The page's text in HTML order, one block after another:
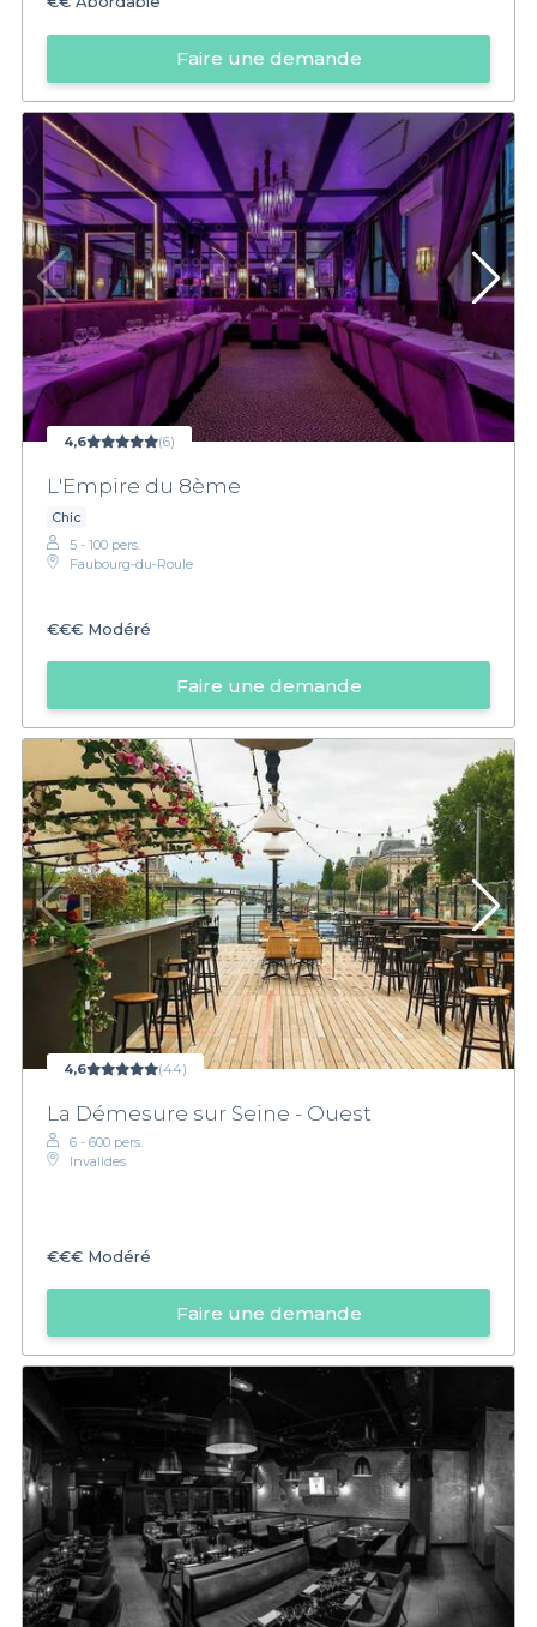
Faire une demande
4,6 (6)
L'Empire du 8ème
Chic
5 - 100 pers.
Faubourg-du-Roule
€€€ Modéré
Faire une demande
4,6 (44)
La Démesure sur Seine - Ouest
6 - 600 pers.
Invalides
€€€ Modéré
Faire une demande